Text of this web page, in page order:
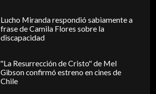
Lucho Miranda respondió sabiamente a
frase de Camila Flores sobre la
discapacidad
"La Resurrección de Cristo" de Mel
Gibson confirmó estreno en cines de
Chile